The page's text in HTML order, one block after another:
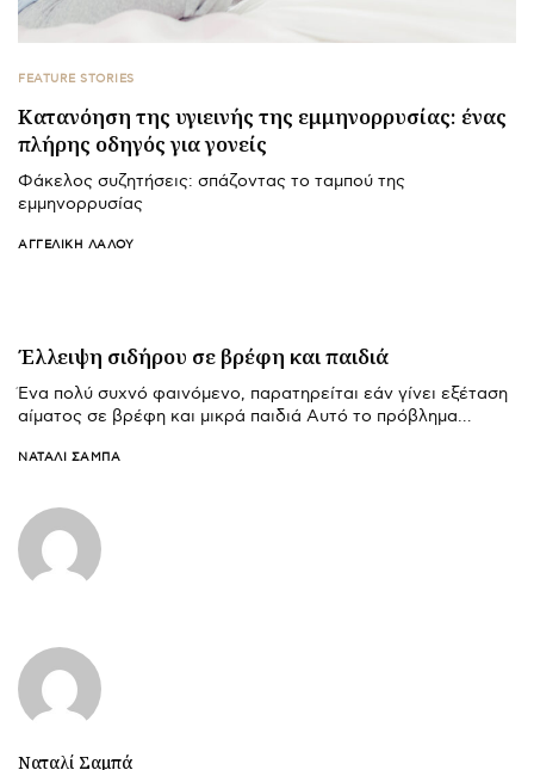
FEATURE STORIES
Κατανόηση της υγιεινής της εμμηνορρυσίας: ένας
πλήρης οδηγός για γονείς
Φάκελος συζητήσεις: σπάζοντας το ταμπού της
εμμηνορρυσίας
ΑΓΓΕΛΙΚΉ ΛΆΛΟΥ
Έλλειψη σιδήρου σε βρέφη και παιδιά
Ένα πολύ συχνό φαινόμενο, παρατηρείται εάν γίνει εξέταση
αίματος σε βρέφη και μικρά παιδιά Αυτό το πρόβλημα…
ΝΑΤΑΛΊ ΣΑΜΠΆ
Ναταλί Σαμπά